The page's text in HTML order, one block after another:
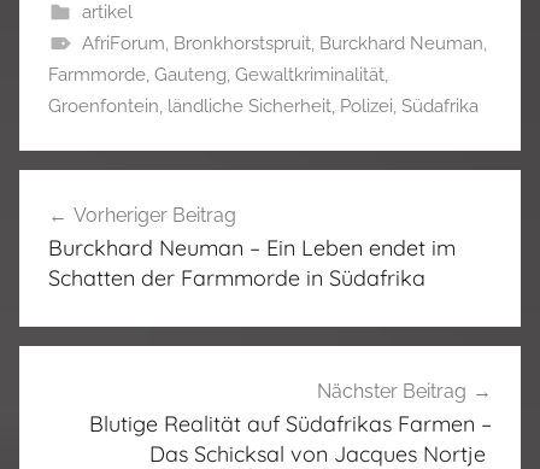
artikel
AfriForum, Bronkhorstspruit, Burckhard Neuman,
Farmmorde, Gauteng, Gewaltkriminalität,
Groenfontein, ländliche Sicherheit, Polizei, Südafrika
Vorheriger Beitrag
Burckhard Neuman – Ein Leben endet im
Schatten der Farmmorde in Südafrika
Nächster Beitrag
Blutige Realität auf Südafrikas Farmen –
Das Schicksal von Jacques Nortje